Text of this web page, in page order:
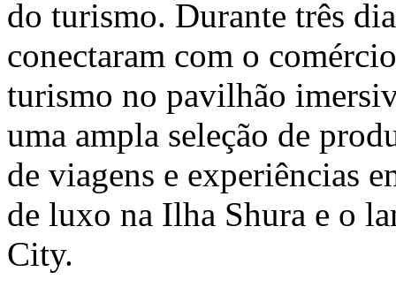
do turismo. Durante três
conectaram com o
turismo no pavilhão
uma ampla seleção de
de viagens e experiências
de luxo na Ilha Shura e o
City.